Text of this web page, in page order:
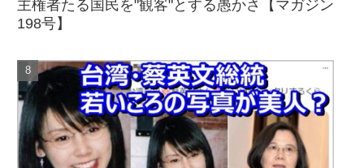
主権者たる国民を"観客"とする愚かさ【マガジン
198号】